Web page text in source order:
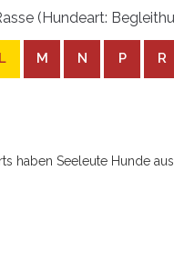
(Hundeart:
L M N P R
haben Seeleute Hunde